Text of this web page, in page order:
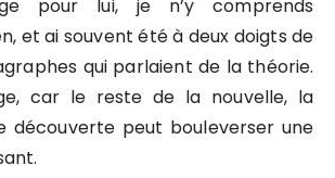
pour lui, je n’y comprends
et ai souvent été à deux doigts de
qui parlaient de la théorie.
car le reste de la nouvelle, la
découverte peut bouleverser une